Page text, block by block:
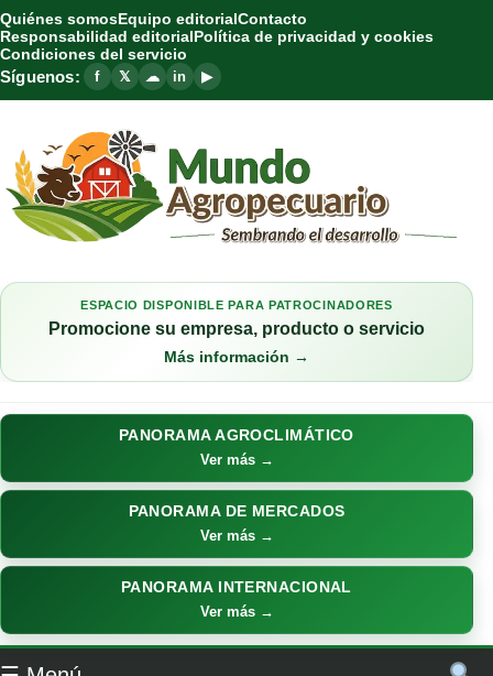
Quiénes somosEquipo editorialContacto
Responsabilidad editorialPolítica de privacidad y cookies
Condiciones del servicio
Síguenos: f 𝕏 ☁ in ▶
ESPACIO DISPONIBLE PARA PATROCINADORES
Promocione su empresa, producto o servicio
Más información →
PANORAMA AGROCLIMÁTICO
Ver más →
PANORAMA DE MERCADOS
Ver más →
PANORAMA INTERNACIONAL
Ver más →